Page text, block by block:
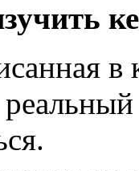
в